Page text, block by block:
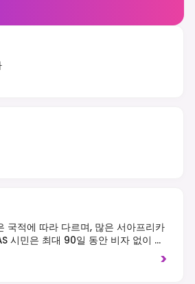
국적에 따라 다르며, 많은 서아프리카
시민은 최대 90일 동안 비자 없이 입
>